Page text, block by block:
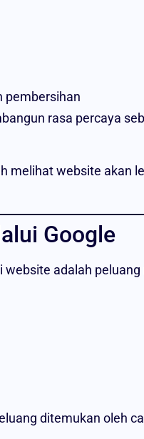
pembersihan
rasa percaya
melihat website akan
Google
adalah
ditemukan oleh